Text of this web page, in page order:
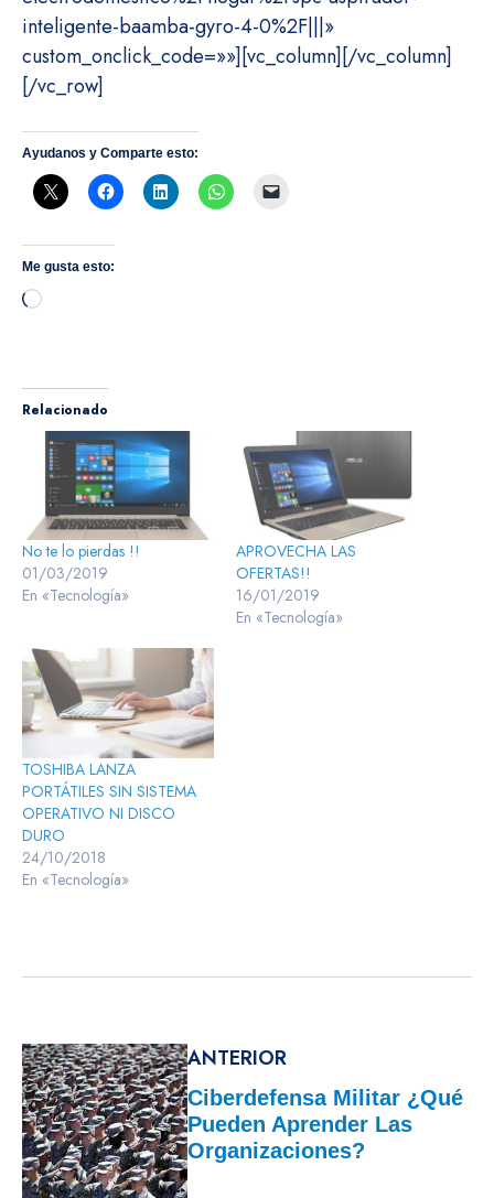
inteligente-baamba-gyro-4-0%2F|||»
custom_onclick_code=»»][vc_column][/vc_column]
[/vc_row]
Ayudanos y Comparte esto:
Me gusta esto:
Cargando...
Relacionado
No te lo pierdas !!
01/03/2019
En «Tecnología»
APROVECHA LAS
OFERTAS!!
16/01/2019
En «Tecnología»
TOSHIBA LANZA
PORTÁTILES SIN SISTEMA
OPERATIVO NI DISCO
DURO
24/10/2018
En «Tecnología»
ANTERIOR
Ciberdefensa Militar ¿Qué
Pueden Aprender Las
Organizaciones?